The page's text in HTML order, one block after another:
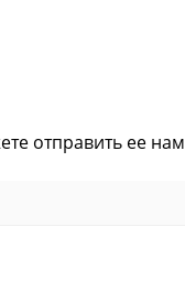
отправить ее нам